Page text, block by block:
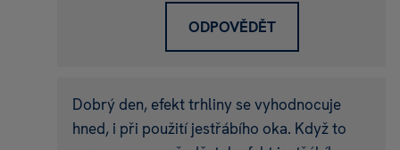
ODPOVĚDĚT
Dobrý den, efekt trhliny se vyhodnocuje
hned, i při použití jestřábího oka. Když to